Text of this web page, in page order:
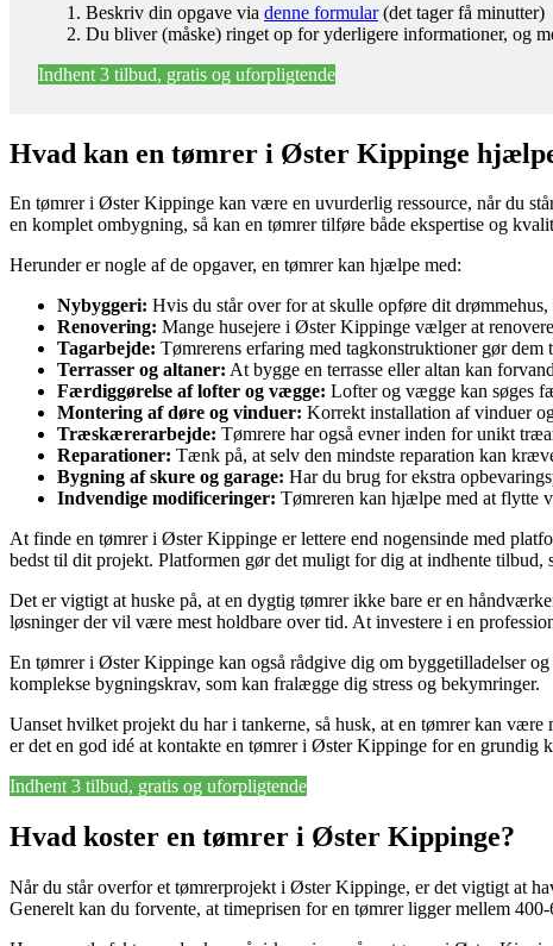
Beskriv din opgave via denne formular(det tager få minutter)
Du bliver (måske) ringet op for yderligere informationer, og
Indhent 3 tilbud, gratis og uforpligtende
Hvad kan en tømrer i Øster Kippinge
En tømrer i Øster Kippinge kan være en uvurderlig ressource, når du
en komplet ombygning, så kan en tømrer tilføre både ekspertise og
Herunder er nogle af de opgaver, en tømrer kan hjælpe med:
Nybyggeri: Hvis du står over for at skulle opføre dit
Renovering: Mange husejere i Øster Kippinge vælger at
Tagarbejde: Tømrerens erfaring med tagkonstruktioner gør
Terrasser og altaner: At bygge en terrasse eller altan kan
Færdiggørelse af lofter og vægge: Lofter og vægge kan søges
Montering af døre og vinduer: Korrekt installation af vinduer
Træskærerarbejde: Tømrere har også evner inden for unikt
Reparationer: Tænk på, at selv den mindste reparation kan
Bygning af skure og garage: Har du brug for ekstra
Indvendige modificeringer: Tømreren kan hjælpe med at flytte
At finde en tømrer i Øster Kippinge er lettere end nogensinde med
bedst til dit projekt. Platformen gør det muligt for dig at indhente
Det er vigtigt at huske på, at en dygtig tømrer ikke bare er en
løsninger der vil være mest holdbare over tid. At investere i en
En tømrer i Øster Kippinge kan også rådgive dig om byggetilladelser
komplekse bygningskrav, som kan fralægge dig stress og bekymringer.
Uanset hvilket projekt du har i tankerne, så husk, at en tømrer kan
er det en god idé at kontakte en tømrer i Øster Kippinge for en grundig
Indhent 3 tilbud, gratis og uforpligtende
Hvad koster en tømrer i Øster Kippinge?
Når du står overfor et tømrerprojekt i Øster Kippinge, er det vigtigt at
Generelt kan du forvente, at timeprisen for en tømrer ligger mellem